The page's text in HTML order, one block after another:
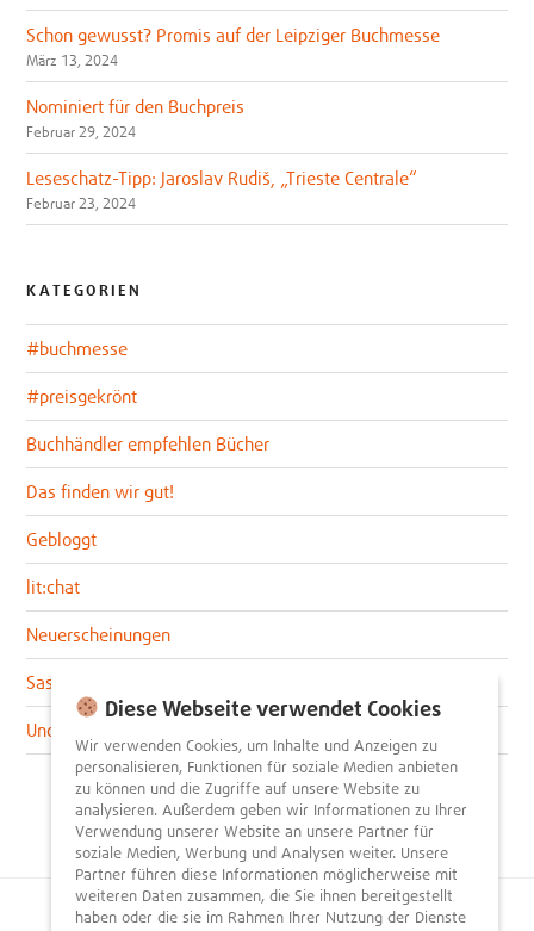
Schon gewusst? Promis auf der Leipziger Buchmesse
März 13, 2024
Nominiert für den Buchpreis
Februar 29, 2024
Leseschatz-Tipp: Jaroslav Rudiš, „Trieste Centrale“
Februar 23, 2024
KATEGORIEN
#buchmesse
#preisgekrönt
Buchhändler empfehlen Bücher
Das finden wir gut!
Gebloggt
lit:chat
Neuerscheinungen
Sascha im lit:blog
Uncategorized
Diese Webseite verwendet Cookies
Wir verwenden Cookies, um Inhalte und Anzeigen zu
personalisieren, Funktionen für soziale Medien anbieten
zu können und die Zugriffe auf unsere Website zu
analysieren. Außerdem geben wir Informationen zu Ihrer
Verwendung unserer Website an unsere Partner für
soziale Medien, Werbung und Analysen weiter. Unsere
Partner führen diese Informationen möglicherweise mit
weiteren Daten zusammen, die Sie ihnen bereitgestellt
haben oder die sie im Rahmen Ihrer Nutzung der Dienste